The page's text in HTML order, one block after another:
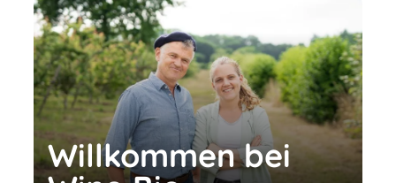
Willkommen bei